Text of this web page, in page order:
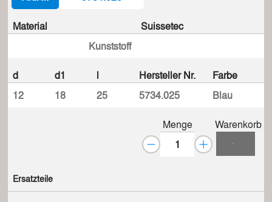
Material
Kunststoff
Suissetec
d d1 l Hersteller Nr.
Farbe
12
18 25 5734.025 Blau
Menge Warenkorb
Ersatzteile